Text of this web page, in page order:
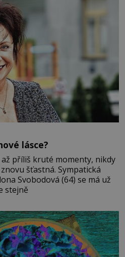
lásce?
příliš kruté momenty, nikdy
Sympatická
Svobodová (64) se má už
stejně